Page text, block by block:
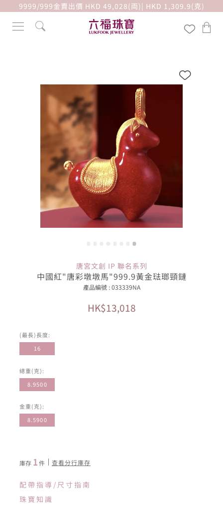
9999/999金賣出價 HKD 49,028(両)| HKD 1,309.9(克)
唐宮文創 IP 聯名系列
中國紅"唐彩墩墩馬"999.9黃金琺瑯頸鏈
產品編號 : 033339NA
HK$13,018
(最長)長度:
16
總重(克):
8.9500
金重(克):
8.5900
庫存 1件 查看分行庫存
配帶指導/尺寸指南
珠寶知識